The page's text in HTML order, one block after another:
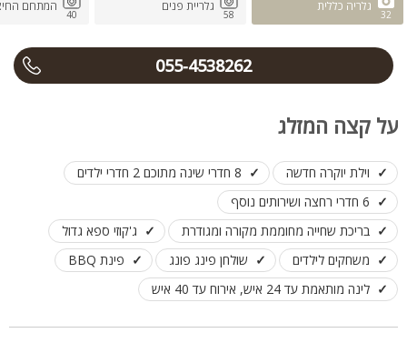
32
גלריה כללית
58
גלריית פנים
40
המתחם
055-4538262
על קצה המזלג
וילת יוקרה חדשה
8 חדרי שינה מתוכם 2 חדרי ילדים
6 חדרי רחצה ושירותים נוסף
בריכת שחייה מחוממת מקורה ומגודרת
ג'קוזי ספא גדול
משחקים לילדים
שולחן פינג פונג
פינת BBQ
לינה מותאמת עד 24 איש, אירוח עד 40 איש